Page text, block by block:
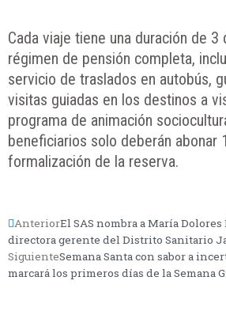
Cada viaje tiene una duración de 3
régimen de pensión completa,
servicio de traslados en autobús,
visitas guiadas en los destinos a
programa de animación
beneficiarios solo deberán abonar
formalización de la reserva.
AnteriorEl SAS nombra a María
directora gerente del Distrito Sanitario
SiguienteSemana Santa con sabor a
marcará los primeros días de la Semana